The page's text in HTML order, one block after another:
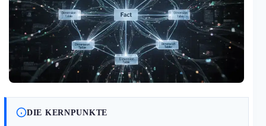
DIE KERNPUNKTE